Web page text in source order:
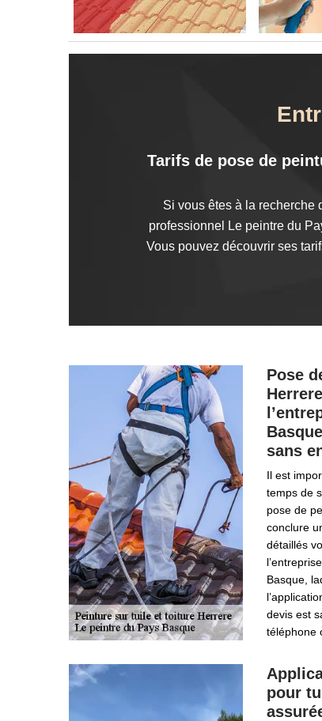
Tarifs de pose de
Si vous êtes à la recherche
professionnel Le peintre du
Vous pouvez découvrir ses
Pose
sans
Il est
temps de
pose de
conclure
détaillés
Basque,
devis est
téléphone
pour